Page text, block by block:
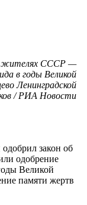
жителях СССР —
в годы Великой
Ленинградской
/ РИА Новости
закон об
одобрение
Великой
памяти жертв